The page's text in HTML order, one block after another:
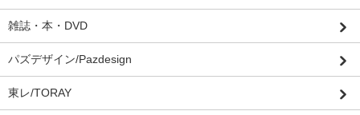
雑誌・本・DVD
パズデザイン/Pazdesign
東レ/TORAY